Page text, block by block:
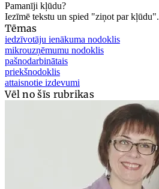
Pamanīji kļūdu?
Iezīmē tekstu un spied "ziņot par kļūdu".
Tēmas
iedzīvotāju ienākuma nodoklis
mikrouzņēmumu nodoklis
pašnodarbinātais
priekšnodoklis
attaisnotie izdevumi
Vēl no šīs rubrikas